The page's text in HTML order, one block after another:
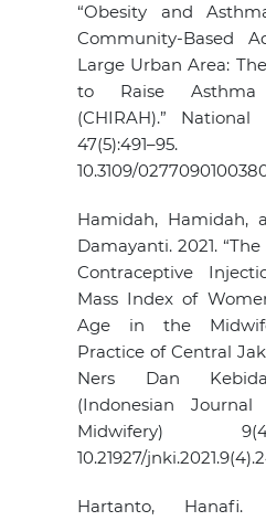
“Obesity and
Community-Based
Large Urban Area:
to Raise
(CHIRAH).”
10.3109/
Hamidah, Hamidah,
Damayanti. 2021.
Contraceptive
Mass Index of
Age in the
Practice of Central
Ners Dan
(Indonesian
Midwifery)
10.21927/
Hartanto, Hanafi.